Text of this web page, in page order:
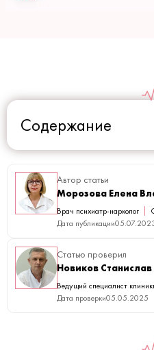
Содержание
Автор статьи
Морозова Елена
Врач психиатр-нарколог
Дата публикации
Статью проверил
Новиков
Ведущий специалист
Дата проверки05.05.2025